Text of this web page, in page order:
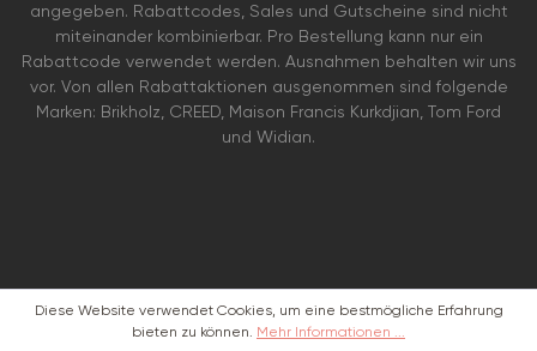
angegeben. Rabattcodes, Sales und Gutscheine sind nicht
miteinander kombinierbar. Pro Bestellung kann nur ein
Rabattcode verwendet werden. Ausnahmen behalten wir uns
vor. Von allen Rabattaktionen ausgenommen sind folgende
Marken: Brikholz, CREED, Maison Francis Kurkdjian, Tom Ford
und Widian.
Diese Website verwendet Cookies, um eine bestmögliche Erfahrung
bieten zu können. Mehr Informationen ...